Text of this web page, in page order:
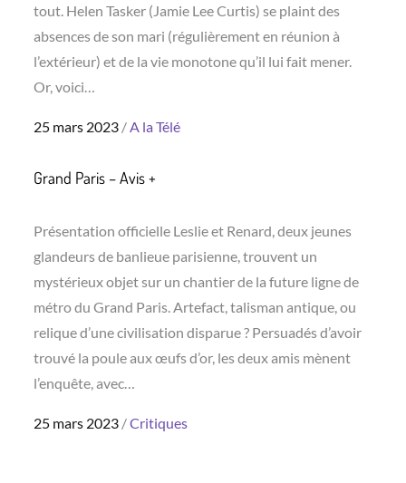
tout. Helen Tasker (Jamie Lee Curtis) se plaint des
absences de son mari (régulièrement en réunion à
l’extérieur) et de la vie monotone qu’il lui fait mener.
Or, voici…
Posted
25 mars 2023 A la Télé
Grand Paris – Avis +
Présentation officielle Leslie et Renard, deux jeunes
glandeurs de banlieue parisienne, trouvent un
mystérieux objet sur un chantier de la future ligne de
métro du Grand Paris. Artefact, talisman antique, ou
relique d’une civilisation disparue ? Persuadés d’avoir
trouvé la poule aux œufs d’or, les deux amis mènent
l’enquête, avec…
Posted
25 mars 2023 Critiques